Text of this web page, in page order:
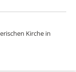
Kirche in